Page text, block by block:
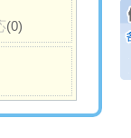
(0)